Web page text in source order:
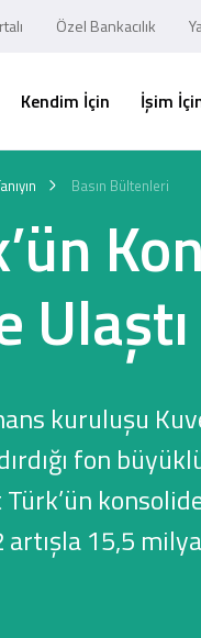
Özel Bankacılık
Kendim İçin İşim
Basın Bültenleri
Ulaştı
kuruluşu
fon
15,5